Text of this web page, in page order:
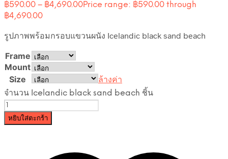
฿590.00 – ฿4,690.00Price range: ฿590.00 through
฿4,690.00
รูปภาพพร้อมกรอบแขวนผนัง Icelandic black sand beach
Frame
Mount
Size
ล้างค่า
จำนวน Icelandic black sand beach ชิ้น
หยิบใส่ตะกร้า